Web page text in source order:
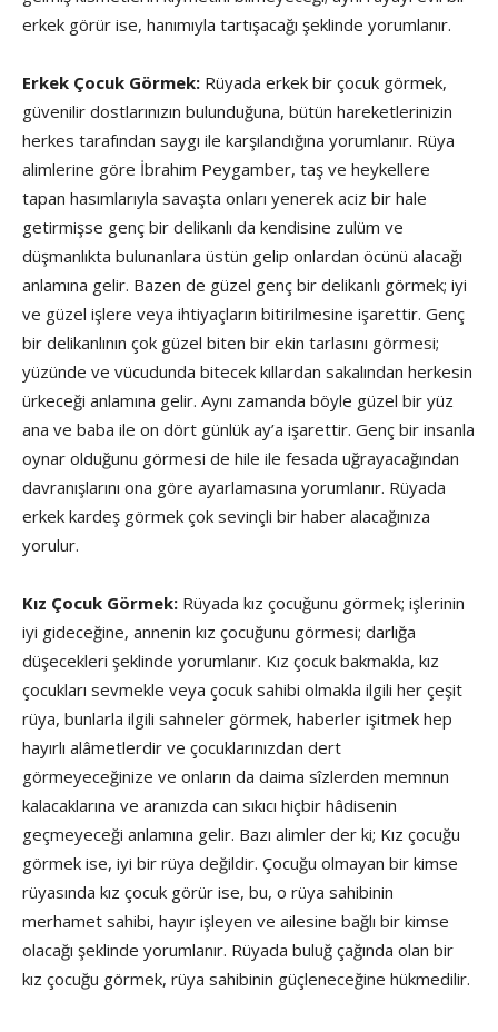
erkek görür ise, hanımıyla tartışacağı şeklinde yorumlanır.
Erkek Çocuk Görmek: Rüyada erkek bir çocuk görmek,
güvenilir dost­larınızın bulunduğuna, bütün hareketlerinizin
herkes tarafından saygı ile karşılandığına yorumlanır. Rüya
alimlerine göre İbrahim Peygamber, taş ve heykellere
tapan hasımlarıyla savaşta onları yenerek aciz bir hale
getirmişse genç bir delikanlı da kendisine zulüm ve
düşmanlıkta bulunanlara üstün gelip onlardan öcünü alacağı
anlamına gelir. Bazen de güzel genç bir delikanlı görmek; iyi
ve güzel işlere veya ihtiyaçların bitirilmesine işarettir. Genç
bir delikanlının çok güzel biten bir ekin tarlasını görmesi;
yüzünde ve vücudunda bitecek kıllardan sakalından herkesin
ürkeceği anlamına gelir. Aynı zamanda böyle güzel bir yüz
ana ve baba ile on dört günlük ay’a işarettir. Genç bir insanla
oynar olduğunu görmesi de hile ile fesada uğraya­cağından
davranışlarını ona göre ayarlamasına yorumlanır. Rüyada
erkek kardeş görmek çok sevinçli bir haber alacağınıza
yorulur.
Kız Çocuk Görmek: Rüyada kız çocuğunu görmek; işlerinin
iyi gideceğine, annenin kız çocuğunu görmesi; darlığa
düşecekleri şeklinde yorumlanır. Kız çocuk bakmakla, kız
çocukları sevmekle veya çocuk sahibi olmakla ilgili her çeşit
rüya, bunlarla ilgili sahneler görmek, ha­berler işitmek hep
hayırlı alâmetlerdir ve çocuklarınızdan dert
görmeyeceğinize ve onların da daima sîzlerden memnun
kalacaklarına ve ara­nızda can sıkıcı hiçbir hâdisenin
geçmeyeceği anlamına gelir. Bazı alimler der ki; Kız çocuğu
görmek ise, iyi bir rüya değildir. Çocuğu olmayan bir kimse
rüyasında kız çocuk görür ise, bu, o rüya sahibinin
merhamet sahibi, hayır işleyen ve ailesine bağlı bir kimse
olacağı şeklinde yorumlanır. Rüyada buluğ çağında olan bir
kız çocuğu görmek, rüya sa­hibinin güçleneceğine hükmedilir.